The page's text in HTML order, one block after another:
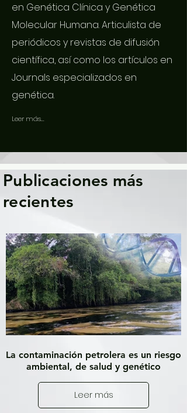
en Genética Clínica y Genética
Molecular Humana. Articulista de
periódicos y revistas de difusión
científica, así como los artículos en
Journals especializados en
genética.
Leer más...
Publicaciones más
recientes
La contaminación petrolera es un riesgo
ambiental, de salud y genético
Leer más